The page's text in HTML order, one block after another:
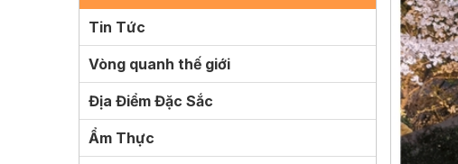
Tin Tức
Vòng quanh thế giới
Địa Điểm Đặc Sắc
Ẩm Thực